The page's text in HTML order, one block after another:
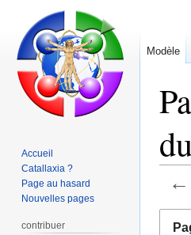
←
Modèle
Accueil
Catallaxia ?
Page au hasard
Nouvelles pages
contribuer